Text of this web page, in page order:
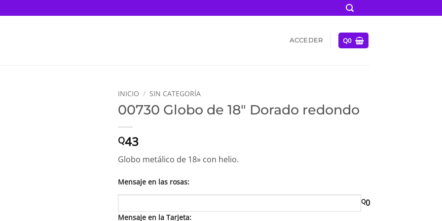
ACCEDER Q0
INICIO / SIN CATEGORÍA
00730 Globo de 18″ Dorado redondo
Q43
Globo metálico de 18» con helio.
Mensaje en las rosas:
Q0
Mensaje en la Tarjeta: